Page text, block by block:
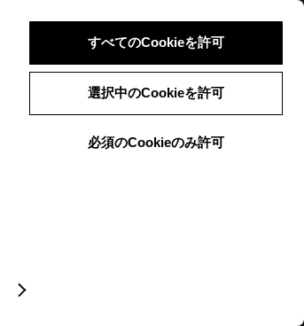
すべてのCookieを許可
選択中のCookieを許可
必須のCookieのみ許可
ログイン 検索 メニュー
メニュー